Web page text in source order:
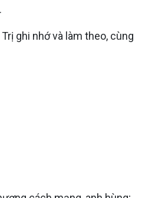
ghi nhớ và làm theo, cùng